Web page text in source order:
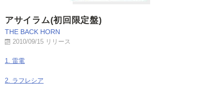
アサイラム(初回限定盤)
THE BACK HORN
2010/09/15 リリース
1. 雷電
2. ラフレシア